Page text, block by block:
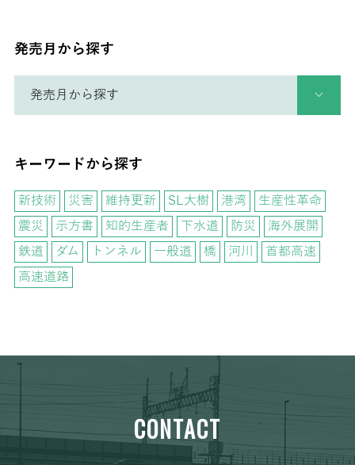
発売月から探す
キーワードから探す
新技術 災害 維持更新 SL大樹 港湾
生産性革命
震災
示方書 知的生産者 下水道 防災
海外展開
鉄道
ダム トンネル 一般道 橋 河川
首都高速
高速道路
CONTACT